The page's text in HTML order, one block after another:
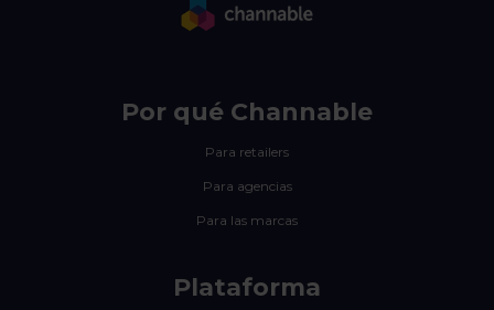
Por qué Channable
Para retailers
Para agencias
Para las marcas
Plataforma